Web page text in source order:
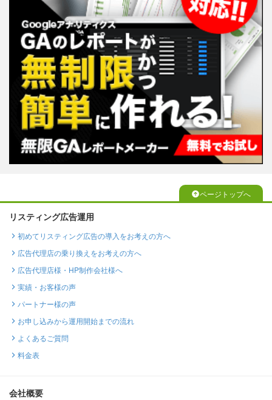
ページトップへ
リスティング広告運用
初めてリスティング広告の導入をお考えの方へ
広告代理店の乗り換えをお考えの方へ
広告代理店様・HP制作会社様へ
実績・お客様の声
パートナー様の声
お申し込みから運用開始までの流れ
よくあるご質問
料金表
会社概要